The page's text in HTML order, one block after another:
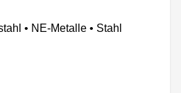
• NE-Metalle • Stahl